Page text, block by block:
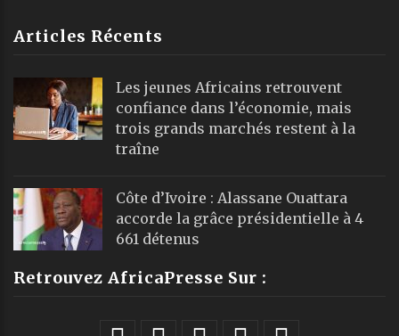
Articles Récents
Les jeunes Africains retrouvent
confiance dans l’économie, mais
trois grands marchés restent à la
traîne
Côte d’Ivoire : Alassane Ouattara
accorde la grâce présidentielle à 4
661 détenus
Retrouvez AfricaPresse Sur :